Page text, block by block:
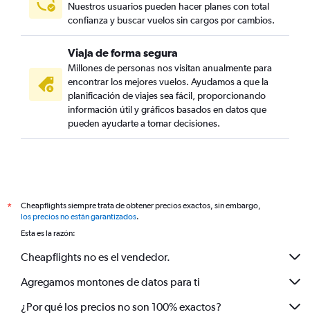
Nuestros usuarios pueden hacer planes con total
confianza y buscar vuelos sin cargos por cambios.
Viaja de forma segura
Millones de personas nos visitan anualmente para
encontrar los mejores vuelos. Ayudamos a que la
planificación de viajes sea fácil, proporcionando
información útil y gráficos basados en datos que
pueden ayudarte a tomar decisiones.
*
Cheapflights siempre trata de obtener precios exactos, sin embargo,
los precios no están garantizados.
Esta es la razón:
Cheapflights no es el vendedor.
Agregamos montones de datos para ti
¿Por qué los precios no son 100% exactos?